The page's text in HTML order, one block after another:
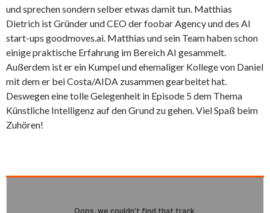
und sprechen sondern selber etwas damit tun. Matthias
Dietrich ist Gründer und CEO der foobar Agency und des AI
start-ups goodmoves.ai. Matthias und sein Team haben schon
einige praktische Erfahrung im Bereich AI gesammelt.
Außerdem ist er ein Kumpel und ehemaliger Kollege von Daniel
mit dem er bei Costa/AIDA zusammen gearbeitet hat.
Deswegen eine tolle Gelegenheit in Episode 5 dem Thema
Künstliche Intelligenz auf den Grund zu gehen. Viel Spaß beim
Zuhören!